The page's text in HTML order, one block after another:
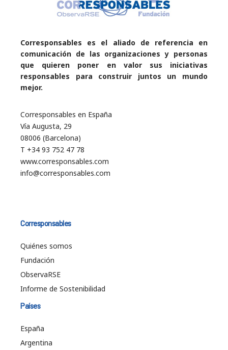
Corresponsables es el aliado de referencia en
comunicación de las organizaciones y personas
que quieren poner en valor sus iniciativas
responsables para construir juntos un mundo
mejor.
Corresponsables en España
Vía Augusta, 29
08006 (Barcelona)
T +34 93 752 47 78
www.corresponsables.com
info@corresponsables.com
Corresponsables
Quiénes somos
Fundación
ObservaRSE
Informe de Sostenibilidad
Países
España
Argentina